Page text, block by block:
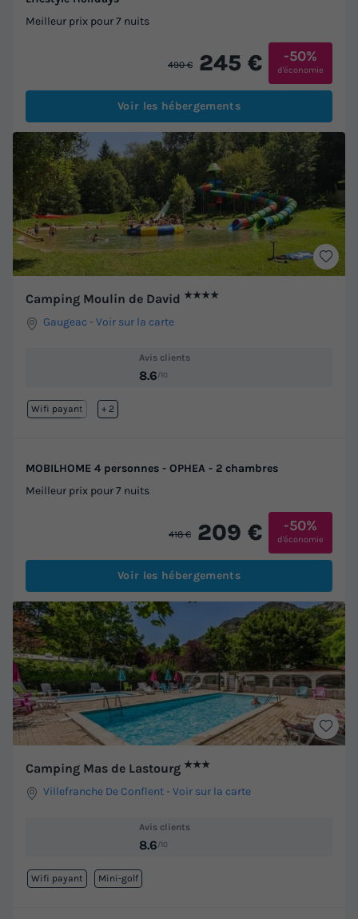
Meilleur prix pour 7 nuits
490 € 245 € -50%
d'économie
Voir les hébergements
Camping Moulin de David ★★★★
Gaugeac -Voir sur la carte
Avis clients
8.6/10
Wifi payant Lac
+ 2
MOBILHOME 4 personnes - OPHEA - 2 chambres
Meilleur prix pour 7 nuits
418 € 209 € -50%
d'économie
Voir les hébergements
Camping Mas de Lastourg ★★★
Villefranche De Conflent -Voir sur la carte
Avis clients
8.6/10
Wifi payant Mini-golf